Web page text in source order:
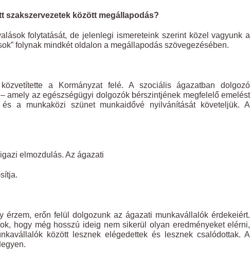
szakszervezetek között megállapodás?
folytatását, de jelenlegi ismereteink szerint közel vagyunk a
folynak mindkét oldalon a megállapodás szövegezésében.
a Kormányzat felé. A szociális ágazatban dolgozó
amely az egészségügyi dolgozók bérszintjének megfelelő emelést
a munkaközi szünet munkaidővé nyilvánítását követeljük. A
elmozdulás. Az ágazati
erőn felül dolgozunk az ágazati munkavállalók érdekeiért.
hogy még hosszú ideig nem sikerül olyan eredményeket elérni,
között lesznek elégedettek és lesznek csalódottak. A